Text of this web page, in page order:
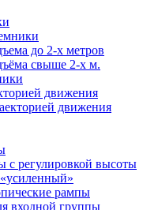
до 2-х метров
свыше 2-х м.
движения
движения
с регулировкой выcоты
рампы
входной группы